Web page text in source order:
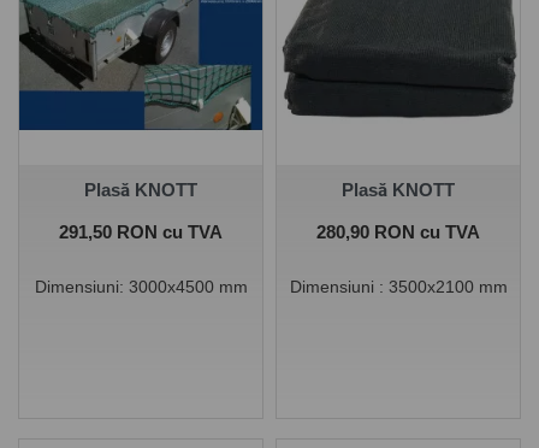
ceea ce priveste culoarea,
aspectul, forma,
Plasă KNOTT
Pret
291,50 RON cu TVA
Dimensiuni: 3000x4500 mm
Plasă KNOTT
Pret
280,90 RON cu TVA
Dimensiuni : 3500x2100 mm